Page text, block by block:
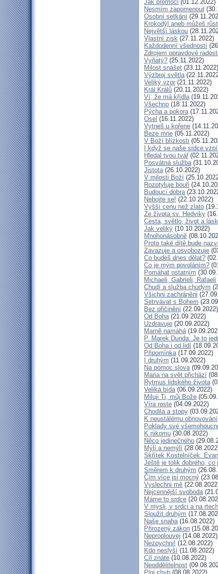
Jak přemoci (01.12.2022)
Nesmím zapomenout
Osobní setkání
Krokodýl aneb můžeš
Největší láskou
Vlastní zisk (27.11.2022)
Každodenní všedností
Zdrojem opravdové
Vyňatý? (25.11.2022)
Milost snášet (23.11.2022)
Výzbroj světla
Veliký vzor (21.11.2022)
Král Králů (20.11.2022)
Ví, že má křídla
Všechno (18.11.2022)
Pýcha a pokora
Osel (16.11.2022)
Vytneš u kořene
Beze mne (05.11.2022)
V Boží blízkosti
I když se naše srdce
Hledal tvou tvář
Posvátná služba
Jistota(26.10.2022)
V milosti Boží
Rozptyluje bouři
Budoucí dobra
Nebojte se! (22.10.2022)
Vyšší cenu než zlato
Ze života sv. Hedviky
Cesta, světlo, život a
Jak veliký (10.10.2022)
Mnohonásobně
Proto také dítě bude
Zavazuje a osvobozuje
Co budeš dnes dělat?
Co je mým povoláním?
Pomáhat ostatním
Michaeli, Gabrieli, Rafaeli
Chudí a služba chudým
Všichni zachráněni
Setrvávat s Bohem
Bez přičinění (22.09.2022)
Od Boha(21.09.2022)
Uzdravuje (20.09.2022)
Marně namáhá
P. Marek Dunda: Je to
Od Boha i od lidí
Připomínka(17.09.2022)
I druhým (11.09.2022)
Na pomoc slova
Maria na svět přichází
Rytmus lidského života
Veliká bída(06.09.2022)
Miluji Ti, můj Bože
Víra roste (04.09.2022)
Chodila a stopy
K neustálému obnovování
Poklady své
K nikomu (30.08.2022)
Něco jedinečného
Mýlí a nemýlí
Skřítek Kostelníček:
Ještě je tolik dobrého, co
Směrem k druhým
Čím více jsi mocný
Vyslechni mě
Nejcennější svoboda
Máme to srdce
V mysli, v srdci a na rtech
Sloužit druhým
Naše snaha(16.08.2022)
Přirozený zákon
Neproplouvej (14.08.2022)
Nezpychni! (12.08.2022)
Kdo neslyší (11.08.2022)
Cíl znáte (10.08.2022)
Neoddělitelnost
Plni chyb (08.08.2022)